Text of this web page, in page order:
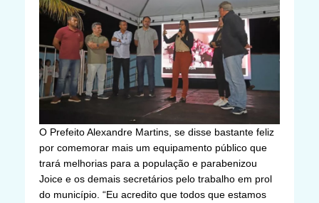
O Prefeito Alexandre Martins, se disse bastante feliz
por comemorar mais um equipamento público que
trará melhorias para a população e parabenizou
Joice e os demais secretários pelo trabalho em prol
do município. “Eu acredito que todos que estamos